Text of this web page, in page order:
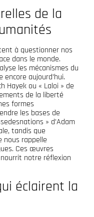
de la
à questionner nos
dans le monde.
les mécanismes du
aujourd’hui.
Hayek ou « Laloi » de
de la liberté
formes
les bases de
» d’Adam
tandis que
nous rappelle
Ces œuvres
notre réflexion
éclairent la